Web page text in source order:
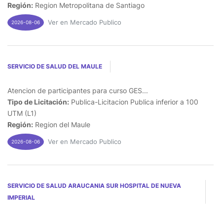
Región: Region Metropolitana de Santiago
2026-08-06 Ver en Mercado Publico
SERVICIO DE SALUD DEL MAULE
Atencion de participantes para curso GES...
Tipo de Licitación: Publica-Licitacion Publica inferior a 100
UTM (L1)
Región: Region del Maule
2026-08-06 Ver en Mercado Publico
SERVICIO DE SALUD ARAUCANIA SUR HOSPITAL DE NUEVA
IMPERIAL